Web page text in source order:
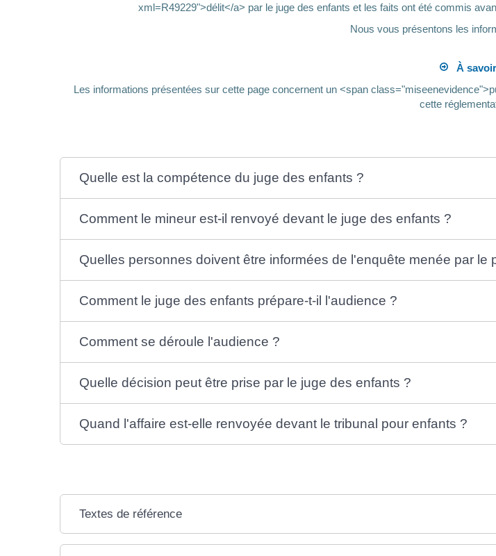
xml=R49229">délit</a> par le juge des enfants et les faits ont été commis
Nous vous présentons les
À savoir
Les informations présentées sur cette page concernent un <span
cette
Quelle est la compétence du juge des enfants ?
Comment le mineur est-il renvoyé devant le juge des enfants ?
Quelles personnes doivent être informées de l'enquête menée par le
Comment le juge des enfants prépare-t-il l'audience ?
Comment se déroule l'audience ?
Quelle décision peut être prise par le juge des enfants ?
Quand l'affaire est-elle renvoyée devant le tribunal pour enfants ?
Textes de référence